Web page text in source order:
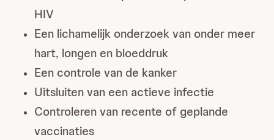
HIV
Een lichamelijk onderzoek van onder meer
hart, longen en bloeddruk
Een controle van de kanker
Uitsluiten van een actieve infectie
Controleren van recente of geplande
vaccinaties